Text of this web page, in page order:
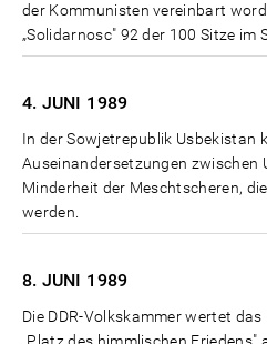
der Kommunisten vereinbart
„Solidarnosc" 92 der 100 Sitze im
4. JUNI 1989
In der Sowjetrepublik Usbekistan
Auseinandersetzungen zwischen
Minderheit der Meschtscheren,
werden.
8. JUNI 1989
Die DDR-Volkskammer wertet